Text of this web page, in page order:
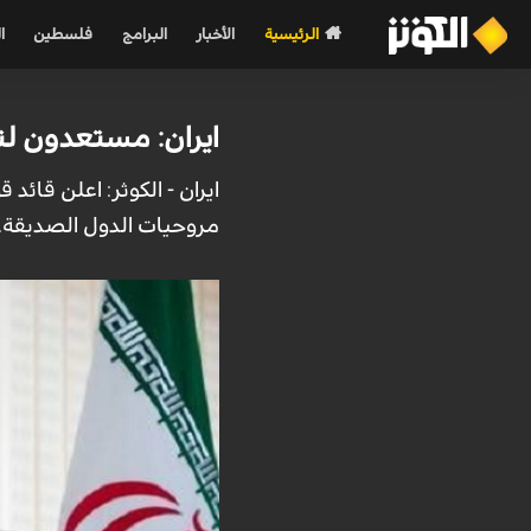
الرئيسية الأخبار البرامج فلسطين
ايران: مستعدون
ايران - الكوثر: اعلن
مروحيات الدول الصديقة.